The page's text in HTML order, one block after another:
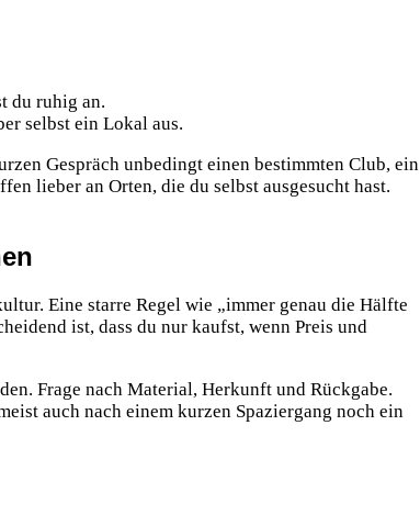
du ruhig an.
selbst ein Lokal aus.
Gespräch unbedingt einen bestimmten Club, ein
lieber an Orten, die du selbst ausgesucht hast.
Eine starre Regel wie „immer genau die Hälfte
ist, dass du nur kaufst, wenn Preis und
Frage nach Material, Herkunft und Rückgabe.
auch nach einem kurzen Spaziergang noch ein